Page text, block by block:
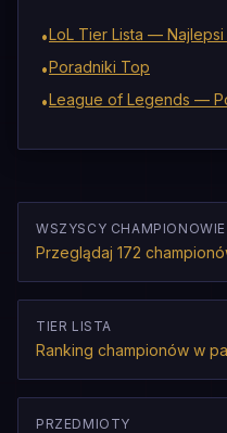
•LoL Tier Lista — Najlepsi
•Poradniki Top
•League of Legends —
WSZYSCY CHAMPIONOWIE
Przeglądaj 172
TIER LISTA
Ranking championów w
PRZEDMIOTY